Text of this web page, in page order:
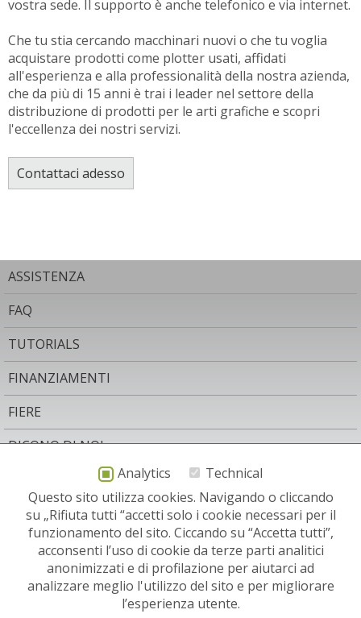
vostra sede. Il supporto è anche telefonico e via internet.
Che tu stia cercando macchinari nuovi o che tu voglia
acquistare prodotti come plotter usati, affidati
all'esperienza e alla professionalità della nostra azienda,
che da più di 15 anni è trai i leader nel settore della
distribuzione di prodotti per le arti grafiche e scopri
l'eccellenza dei nostri servizi.
Contattaci adesso
ASSISTENZA
FAQ
TUTORIALS
FINANZIAMENTI
FIERE
DICONO DI NOI
CONTATTO
NEWSLETTER
SITI RELEVANTI:
Analytics
Technical
Questo sito utilizza cookies. Navigando o cliccando
su „Rifiuta tutti “accetti solo i cookie necessari per il
funzionamento del sito. Ciccando su “Accetta tutti”,
acconsenti l’uso di cookie da terze parti analitici
anonimizzati e di profilazione per aiutarci ad
analizzare meglio l'utilizzo del sito e per migliorare
l’esperienza utente.